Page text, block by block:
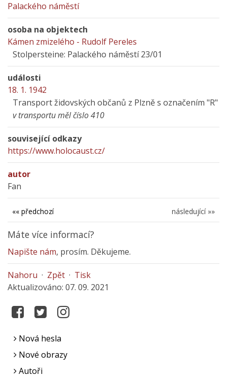
Palackého náměstí
osoba na objektech
Kámen zmizelého - Rudolf Pereles
Stolpersteine: Palackého náměstí 23/01
události
18. 1. 1942
Transport židovských občanů z Plzně s označením "R"
v transportu měl číslo 410
související odkazy
https://www.holocaust.cz/
autor
Fan
následující »»
«« předchozí
Máte více informací?
Napište nám, prosím. Děkujeme.
Nahoru · Zpět · Tisk
Aktualizováno: 07. 09. 2021
Nová hesla
Nové obrazy
Autoři